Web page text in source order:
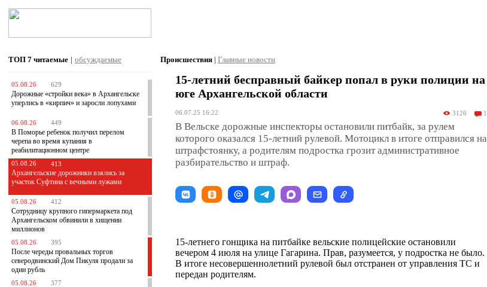
ТОП 7 читаемые | обсуждаемые
05.08.26 629
Дорожные «стройки века» в Архангельске
уперлись в «кирпич» и заросли лопухами
06.08.26 449
В Поморье ребенок получил перелом
черепа во время купания в
реабилитационном центре
05.08.26 413
Архангельские дорожники взялись за
участок Суфтина с вечными лужами
05.08.26 412
Сотрудницу крупного гипермаркета под
Архангельском обвинили в хищении
миллионов
05.08.26 395
После череды провальных торгов
северодвинский Дом Пикуля продали за
один рубль
05.08.26 377
Происшествия | Главные новости
15-летний бесправный байкер попал в руки полиции на
юге Архангельской области
06.07.25 16:22 3126 1
В Вельске дорожные инспекторы остановили питбайк, за рулем
которого оказался 15-летний рулевой. Мотоцикл в итоге отправился на
штрафстоянку, а родителям подростка грозит административное
разбирательство и штраф.
15-летнего гонщика на питбайке вельские полицейские остановили
вечером 4 июля на улице Гагарина. Прав, разумеется, у подростка не было.
В итоге несовершеннолетний рулевой был отстранен от управления ТС и
передан родителям.